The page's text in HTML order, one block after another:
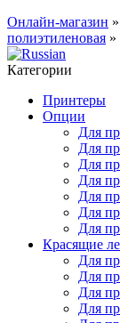
Онлайн-магазин »
полиэтиленовая »
Категории
Принтеры
Опции
Для
Для
Для
Для
Для
Для
Для
Красящие
Для
Для
Для
Для